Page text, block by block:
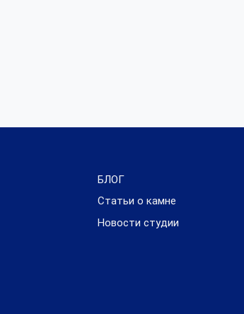
БЛОГ
Статьи о камне
Новости студии